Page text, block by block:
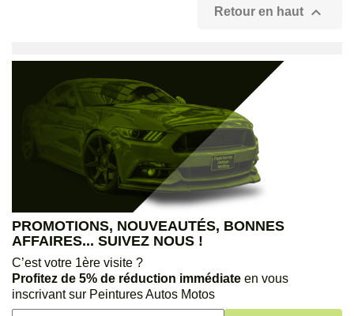
Retour en haut 
PROMOTIONS, NOUVEAUTÉS, BONNES
AFFAIRES... SUIVEZ NOUS !
C’est votre 1ère visite ?
Profitez de 5% de réduction immédiate en vous
inscrivant sur Peintures Autos Motos